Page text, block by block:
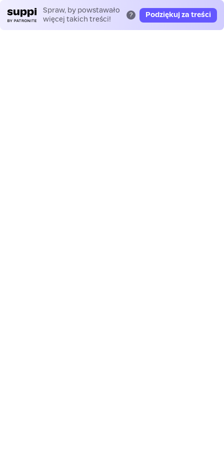
Spraw, by powstawało
więcej takich treści!
? Podziękuj za treści